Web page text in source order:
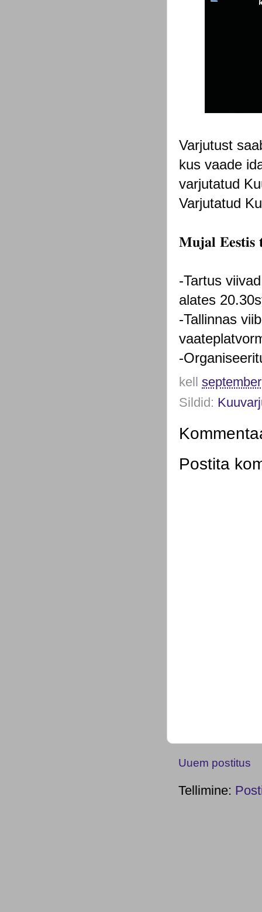
Varjutust
kus vaade
varjutatud
Varjutatud
𝐌𝐮𝐣𝐚𝐥 𝐄𝐞𝐬𝐭𝐢𝐬
-Tartus
alates
-Tallinnas
-
kell
Sildid:
Postita
Uuem postitus
Tellimine: